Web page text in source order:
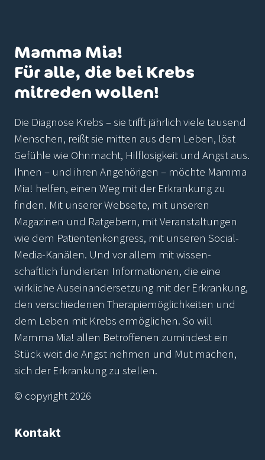
Mamma Mia!
Für alle, die bei Krebs
mitreden wollen!
Die Diagnose Krebs – sie trifft jährlich viele tausend
Menschen, reißt sie mitten aus dem Leben, löst
Gefühle wie Ohnmacht, Hilflosigkeit und Angst aus.
Ihnen – und ihren Angehörigen – möchte Mamma
Mia! helfen, einen Weg mit der Erkrankung zu
finden. Mit unserer Webseite, mit unseren
Magazinen und Ratgebern, mit Veranstaltungen
wie dem Patientenkongress, mit unseren Social-
Media-Kanälen. Und vor allem mit wissen-
schaftlich fundierten Informationen, die eine
wirkliche Auseinandersetzung mit der Erkrankung,
den verschiedenen Therapiemöglichkeiten und
dem Leben mit Krebs ermöglichen. So will
Mamma Mia! allen Betroffenen zumindest ein
Stück weit die Angst nehmen und Mut machen,
sich der Erkrankung zu stellen.
© copyright 2026
Kontakt